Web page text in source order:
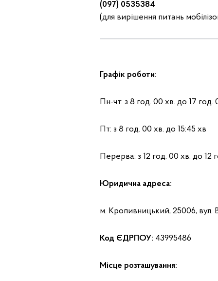
(097) 0535384
(для вирішення питань
Графік роботи:
Пн-чт: з 8 год. 00 хв. до 17 год.
Пт: з 8 год. 00 хв. до 15:45 хв
Перерва: з 12 год. 00 хв. до 12
Юридична адреса:
м. Кропивницький, 25006, вул.
Код ЄДРПОУ: 43995486
Місце розташування: